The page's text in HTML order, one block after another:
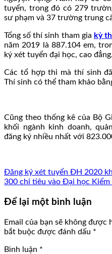
tuyển, trong đó có 279
sư phạm và 37 trường trung
Tổng số thí sinh tham gia kỳ
năm 2019 là 887.104 em,
ký xét tuyển đại học, cao đẳng.
Các tổ hợp thi mà thí sinh
Thí sinh có thể tham khảo
Cũng theo thống kê của Bộ
khối ngành kinh doanh,
đăng ký nhiều nhất với
Đăng ký xét tuyển ĐH 2020
300 chỉ tiêu vào Đại học Kiểm
Để lại một bình luận
Email của bạn sẽ không được
bắt buộc được đánh dấu *
Bình luận *